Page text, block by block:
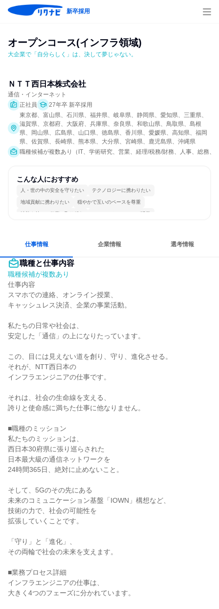
新卒採用
オープンコース(インフラ領域)
大企業で「自分らしく」は、決して夢じゃない。
ＮＴＴ西日本株式会社
通信・インターネット
正社員
27年卒 新卒採用
東京都、富山県、石川県、福井県、岐阜県、静岡県、愛知県、三重県、
滋賀県、京都府、大阪府、兵庫県、奈良県、和歌山県、鳥取県、島根
県、岡山県、広島県、山口県、徳島県、香川県、愛媛県、高知県、福岡
県、佐賀県、長崎県、熊本県、大分県、宮崎県、鹿児島県、沖縄県
職種候補が複数あり（IT、学術研究、営業、経理/税務/財務、人事、総務、
こんな人におすすめ
人・世の中の安全を守りたい テクノロジーに携わりたい
地域貢献に携わりたい 穏やかで互いのペースを尊重
情熱を持って仕事に取り組む コミュニケーションが活発
仕事情報 企業情報 選考情報
職種と仕事内容
職種候補が複数あり
仕事内容
スマホでの連絡、オンライン授業、
キャッシュレス決済、企業の事業活動。
私たちの日常や社会は、
安定した「通信」の上になりたっています。
この、目には見えない道を創り、守り、進化させる。
それが、NTT西日本の
インフラエンジニアの仕事です。
それは、社会の生命線を支える、
誇りと使命感に満ちた仕事に他なりません。
■職種のミッション
私たちのミッションは、
西日本30府県に張り巡らされた
日本最大級の通信ネットワークを
24時間365日、絶対に止めないこと。
そして、5Gのその先にある
未来のコミュニケーション基盤「IOWN」構想など、
技術の力で、社会の可能性を
拡張していくことです。
「守り」と「進化」、
その両輪で社会の未来を支えます。
■業務プロセス詳細
インフラエンジニアの仕事は、
大きく4つのフェーズに分かれています。